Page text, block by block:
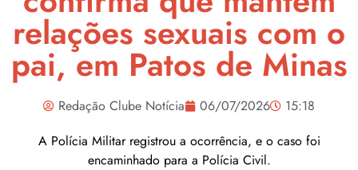
relações sexuais com o
pai, em Patos de Minas
Redação Clube Notícia 06/07/2026
15:18
A Polícia Militar registrou a ocorrência, e o caso foi
encaminhado para a Polícia Civil.